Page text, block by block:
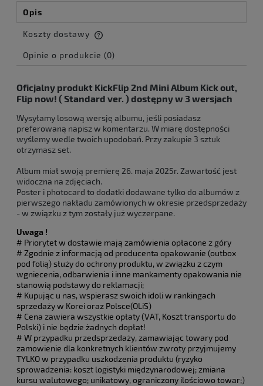
Opis
Koszty dostawy
Cena nie zawiera ewentualnych kosztów płatności
Opinie o produkcie (0)
Oficjalny produkt KickFlip 2nd Mini Album Kick out,
Flip now! ( Standard ver. ) dostępny w 3 wersjach
Wysyłamy losową wersję albumu, jeśli posiadasz
preferowaną napisz w komentarzu. W miarę dostępności
wyślemy wedle twoich upodobań. Przy zakupie 3 sztuk
otrzymasz set.
Album miał swoją premierę 26. maja 2025r. Zawartość jest
widoczna na zdjęciach.
Poster i photocard to dodatki dodawane tylko do albumów z
pierwszego nakładu zamówionych w okresie przedsprzedaży
- w związku z tym zostały już wyczerpane.
Uwaga !
# Priorytet w dostawie mają zamówienia opłacone z góry
# Zgodnie z informacją od producenta opakowanie (outbox
pod folią) służy do ochrony produktu, w związku z czym
wgniecenia, odbarwienia i inne mankamenty opakowania nie
stanowią podstawy do reklamacji;
# Kupując u nas, wspierasz swoich idoli w rankingach
sprzedaży w Korei oraz Polsce(OLiS)
# Cena zawiera wszystkie opłaty (VAT, Koszt transportu do
Polski) i nie będzie żadnych dopłat!
# W przypadku przedsprzedaży, zamawiając towary pod
zamowienie dla konkretnych klientów zwroty przyjmujemy
TYLKO w przypadku uszkodzenia produktu (ryzyko
sprowadzenia: koszt logistyki międzynarodowej; zmiana
kursu walutowego; unikatowy, ograniczony ilościowo towar;)